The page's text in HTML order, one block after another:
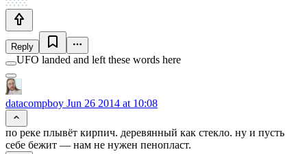
Reply
UFO landed and left these words here
datacompboy Jun 26 2014 at 10:08
по реке плывёт кирпич. деревянный как стекло. ну и пусть
себе бежит — нам не нужен пенопласт.